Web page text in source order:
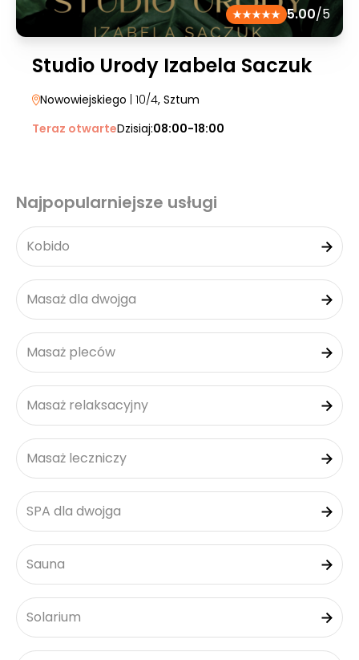
5.00/5
Studio Urody Izabela Saczuk
Nowowiejskiego | 10/4, Sztum
Teraz otwarteDzisiaj:08:00-18:00
Najpopularniejsze usługi
Kobido
Masaż dla dwojga
Masaż pleców
Masaż relaksacyjny
Masaż leczniczy
SPA dla dwojga
Sauna
Solarium